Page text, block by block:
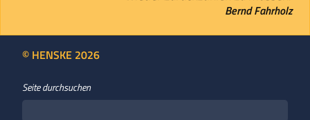
Bernd Fahrholz
Seite durchsuchen
© HENSKE 2026